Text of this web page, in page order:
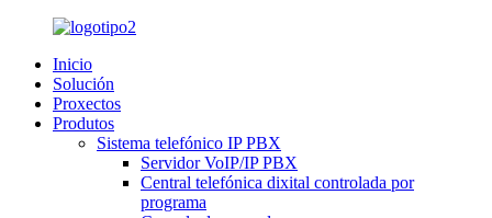
Inicio
Solución
Proxectos
Produtos
Sistema telefónico IP PBX
Servidor VoIP/IP PBX
Central telefónica dixital controlada por
programa